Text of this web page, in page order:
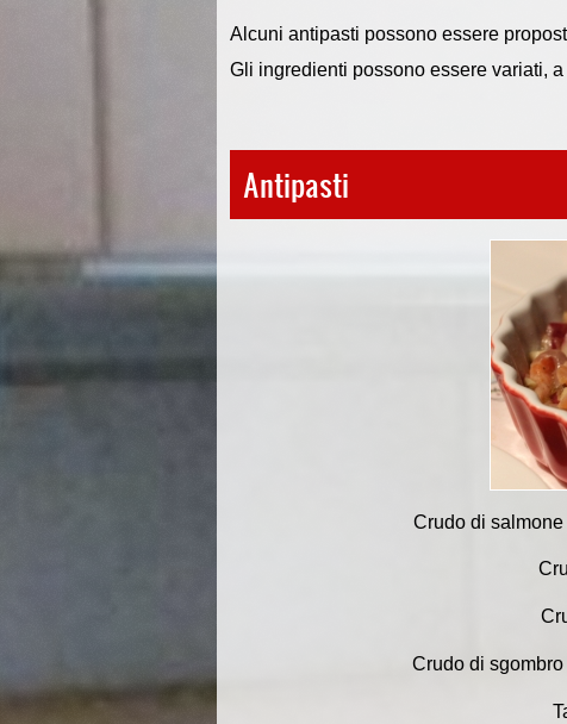
Alcuni antipasti possono essere
Gli ingredienti possono essere variati,
Antipasti
Crudo di salmone
Crudo di